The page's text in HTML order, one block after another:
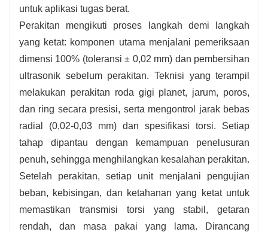
untuk aplikasi tugas berat.
Perakitan mengikuti proses langkah demi langkah
yang ketat: komponen utama menjalani pemeriksaan
dimensi 100% (toleransi ± 0,02 mm) dan pembersihan
ultrasonik sebelum perakitan. Teknisi yang terampil
melakukan perakitan roda gigi planet, jarum, poros,
dan ring secara presisi, serta mengontrol jarak bebas
radial (0,02-0,03 mm) dan spesifikasi torsi. Setiap
tahap dipantau dengan kemampuan penelusuran
penuh, sehingga menghilangkan kesalahan perakitan.
Setelah perakitan, setiap unit menjalani pengujian
beban, kebisingan, dan ketahanan yang ketat untuk
memastikan transmisi torsi yang stabil, getaran
rendah, dan masa pakai yang lama. Dirancang